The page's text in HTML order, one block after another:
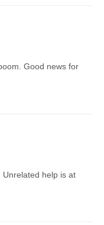
Good news for
Unrelated help is at